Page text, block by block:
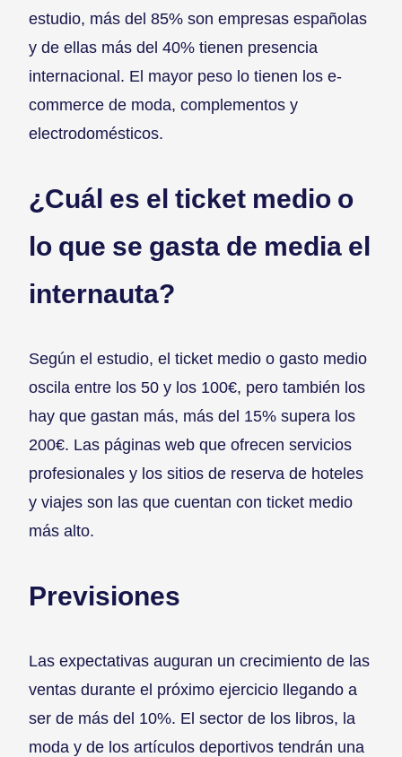
estudio, más del 85% son empresas españolas
y de ellas más del 40% tienen presencia
internacional. El mayor peso lo tienen los e-
commerce de moda, complementos y
electrodomésticos.
¿Cuál es el ticket medio o
lo que se gasta de media el
internauta?
Según el estudio, el ticket medio o gasto medio
oscila entre los 50 y los 100€, pero también los
hay que gastan más, más del 15% supera los
200€. Las páginas web que ofrecen servicios
profesionales y los sitios de reserva de hoteles
y viajes son las que cuentan con ticket medio
más alto.
Previsiones
Las expectativas auguran un crecimiento de las
ventas durante el próximo ejercicio llegando a
ser de más del 10%. El sector de los libros, la
moda y de los artículos deportivos tendrán una